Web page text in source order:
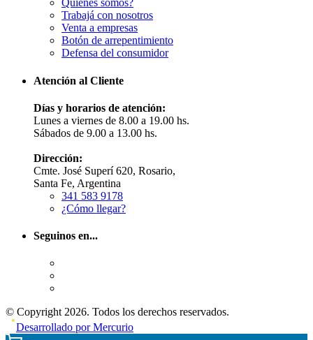
Quiénes somos?
Trabajá con nosotros
Venta a empresas
Botón de arrepentimiento
Defensa del consumidor
Atención al Cliente
Días y horarios de atención:
Lunes a viernes de 8.00 a 19.00 hs.
Sábados de 9.00 a 13.00 hs.
Dirección:
Cmte. José Superí 620, Rosario,
Santa Fe, Argentina
341 583 9178
¿Cómo llegar?
Seguinos en...
© Copyright 2026. Todos los derechos reservados.
Desarrollado por Mercurio